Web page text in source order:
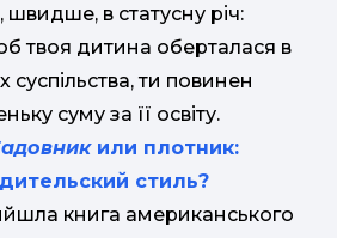
в статусну річ:
твоя дитина оберталася в
суспільства, ти повинен
суму за її освіту.
или плотник:
стиль?
книга американського